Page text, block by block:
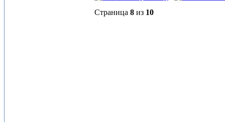
Страница 8 из 10